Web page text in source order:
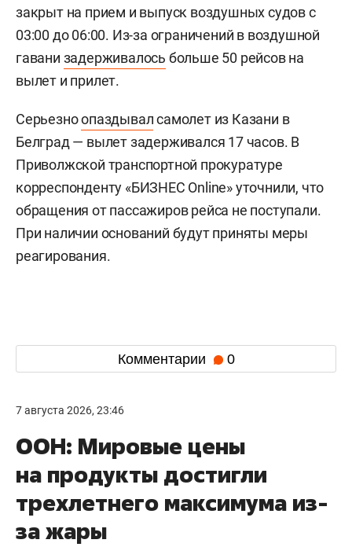
закрыт на прием и выпуск воздушных судов с
03:00 до 06:00. Из-за ограничений в воздушной
гавани задерживалось больше 50 рейсов на
вылет и прилет.
Серьезноопаздывалсамолет из Казани в
Белград — вылет задерживался 17 часов. В
Приволжской транспортной прокуратуре
корреспонденту «БИЗНЕС Online» уточнили, что
обращения от пассажиров рейса не поступали.
При наличии оснований будут приняты меры
реагирования.
Комментарии 0
7 августа 2026, 23:46
ООН: Мировые цены
на продукты достигли
трехлетнего максимума из-
за жары